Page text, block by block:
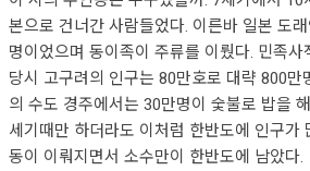
본으로 건너간 사람들었다. 이른바 일본 도
명이었으며 동이족이 주류를 이뤘다. 민족사
당시 고구려의 인구는 80만호로 대략 800만
의 수도 경주에서는 30만명이 숯불로 밥을
세기때만 하더라도 이처럼 한반도에 인구가
동이 이뤄지면서 소수만이 한반도에 남았다.